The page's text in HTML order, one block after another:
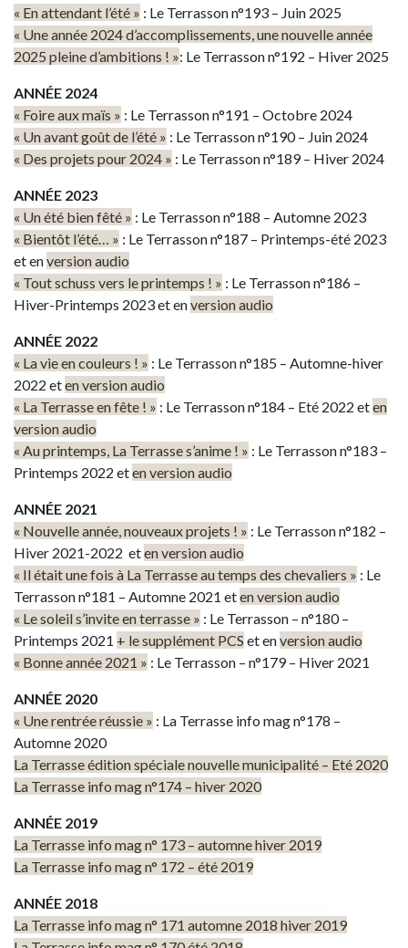
« En attendant l’été » : Le Terrasson n°193 – Juin 2025
« Une année 2024 d’accomplissements, une nouvelle année
2025 pleine d’ambitions ! »: Le Terrasson n°192 – Hiver 2025
ANNÉE 2024
« Foire aux maïs » : Le Terrasson n°191 – Octobre 2024
« Un avant goût de l’été » : Le Terrasson n°190 – Juin 2024
« Des projets pour 2024 » : Le Terrasson n°189 – Hiver 2024
ANNÉE 2023
« Un été bien fêté » : Le Terrasson n°188 – Automne 2023
« Bientôt l’été… » : Le Terrasson n°187 – Printemps-été 2023
et enversion audio
« Tout schuss vers le printemps ! » : Le Terrasson n°186 –
Hiver-Printemps 2023 et enversion audio
ANNÉE 2022
« La vie en couleurs ! » : Le Terrasson n°185 – Automne-hiver
2022 eten version audio
« La Terrasse en fête ! » : Le Terrasson n°184 – Eté 2022 eten
version audio
« Au printemps, La Terrasse s’anime ! » : Le Terrasson n°183 –
Printemps 2022 eten version audio
ANNÉE 2021
« Nouvelle année, nouveaux projets ! » : Le Terrasson n°182 –
Hiver 2021-2022 eten version audio
« Il était une fois à La Terrasse au temps des chevaliers » : Le
Terrasson n°181 – Automne 2021 eten version audio
« Le soleil s’invite en terrasse » : Le Terrasson – n°180 –
Printemps 2021 + le supplément PCS et enversion audio
« Bonne année 2021 » : Le Terrasson – n°179 – Hiver 2021
ANNÉE 2020
« Une rentrée réussie » : La Terrasse info mag n°178 –
Automne 2020
La Terrasse édition spéciale nouvelle municipalité – Eté 2020
La Terrasse info mag n°174 – hiver 2020
ANNÉE 2019
La Terrasse info mag n° 173 – automne hiver 2019
La Terrasse info mag n° 172 – été 2019
ANNÉE 2018
La Terrasse info mag n° 171 automne 2018 hiver 2019